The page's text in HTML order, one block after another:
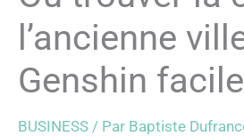
l’ancienne
Genshin
BUSINESS / Par Baptiste